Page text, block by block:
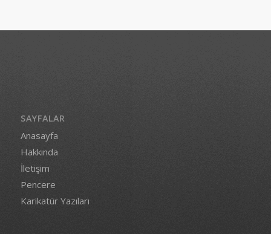
SAYFALAR
Anasayfa
Hakkında
İletişim
Pencere
Karikatür Yazıları